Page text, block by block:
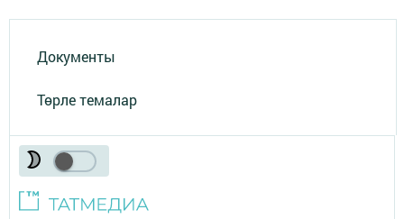
Документы
Төрле темалар